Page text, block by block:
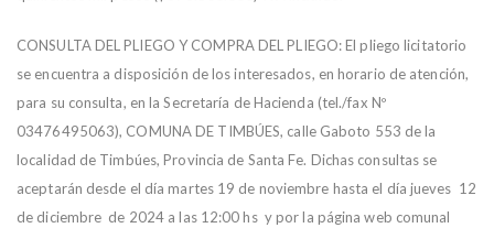
CONSULTA DEL PLIEGO Y COMPRA DEL PLIEGO: El pliego licitatorio
se encuentra a disposición de los interesados, en horario de atención,
para su consulta, en la Secretaría de Hacienda (tel./fax Nº
03476495063), COMUNA DE TIMBÚES, calle Gaboto 553 de la
localidad de Timbúes, Provincia de Santa Fe. Dichas consultas se
aceptarán desde el día martes 19 de noviembre hasta el día jueves 12
de diciembre de 2024 a las 12:00 hs y por la página web comunal